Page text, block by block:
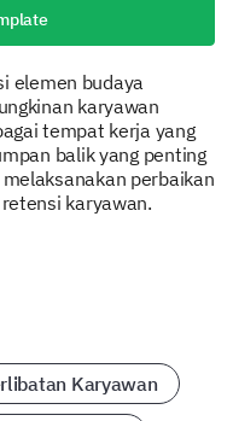
elemen budaya
karyawan
tempat kerja yang
balik yang penting
perbaikan
karyawan.
Karyawan